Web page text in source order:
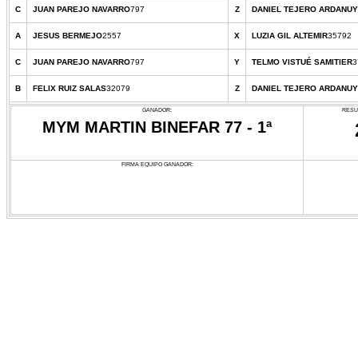
C JUAN PAREJO NAVARRO797 Z DANIEL TEJERO ARDANUY
A JESUS BERMEJO2557 X LUZIA GIL ALTEMIR35792
C JUAN PAREJO NAVARRO797 Y TELMO VISTUÉ SAMITIER
B FELIX RUIZ SALAS32079 Z DANIEL TEJERO ARDANUY
GANADOR:
MYM MARTIN BINEFAR 77 - 1ª
FIRMA EQUIPO GANADOR: